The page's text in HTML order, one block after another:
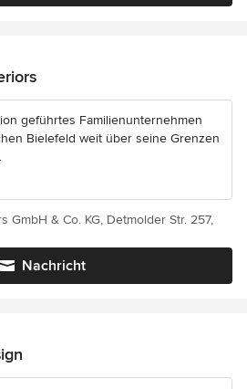
geführtes Familienunternehmen
Bielefeld weit über seine Grenzen
Nachricht
GmbH & Co. KG, Detmolder Str. 257,